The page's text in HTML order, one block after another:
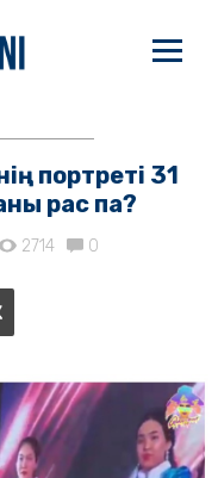
портреті 31
рас па?
2714 0